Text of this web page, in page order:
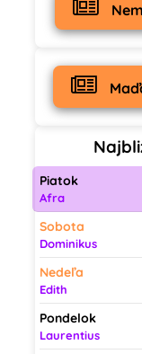
Piatok
Afra
Sobota
Dominikus
Nedeľa
Edith
Pondelok
Laurentius